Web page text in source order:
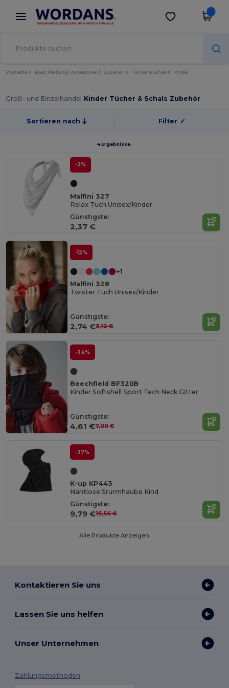
× Wordans App
Bessere Preise in der App!
App holen
Startseite Basic Kleidung | Accessoires Zubehör Tücher & Schals Kinder
Groß- und Einzelhandel Kinder Tücher & Schals Zubehör
Sortieren nach Filter ✓
4 Ergebnisse.
-2%
Malfini 327
Relax Tuch Unisex/Kinder
Günstigste:
2,37 €
-12%
+1
Malfini 328
Twister Tuch Unisex/Kinder
Günstigste:
2,74 €3,12 €
-34%
Beechfield BF320B
Kinder Softshell Sport Tech Neck Gitter
Günstigste:
4,61 €7,00 €
Made
in IT
-37%
K-up KP443
Nahtlose Srurmhaube Kind
Günstigste:
9,79 €15,56 €
Alle Produkte Anzeigen.
Kontaktieren Sie uns
Lassen Sie uns helfen
Unser Unternehmen
Zahlungsmethoden